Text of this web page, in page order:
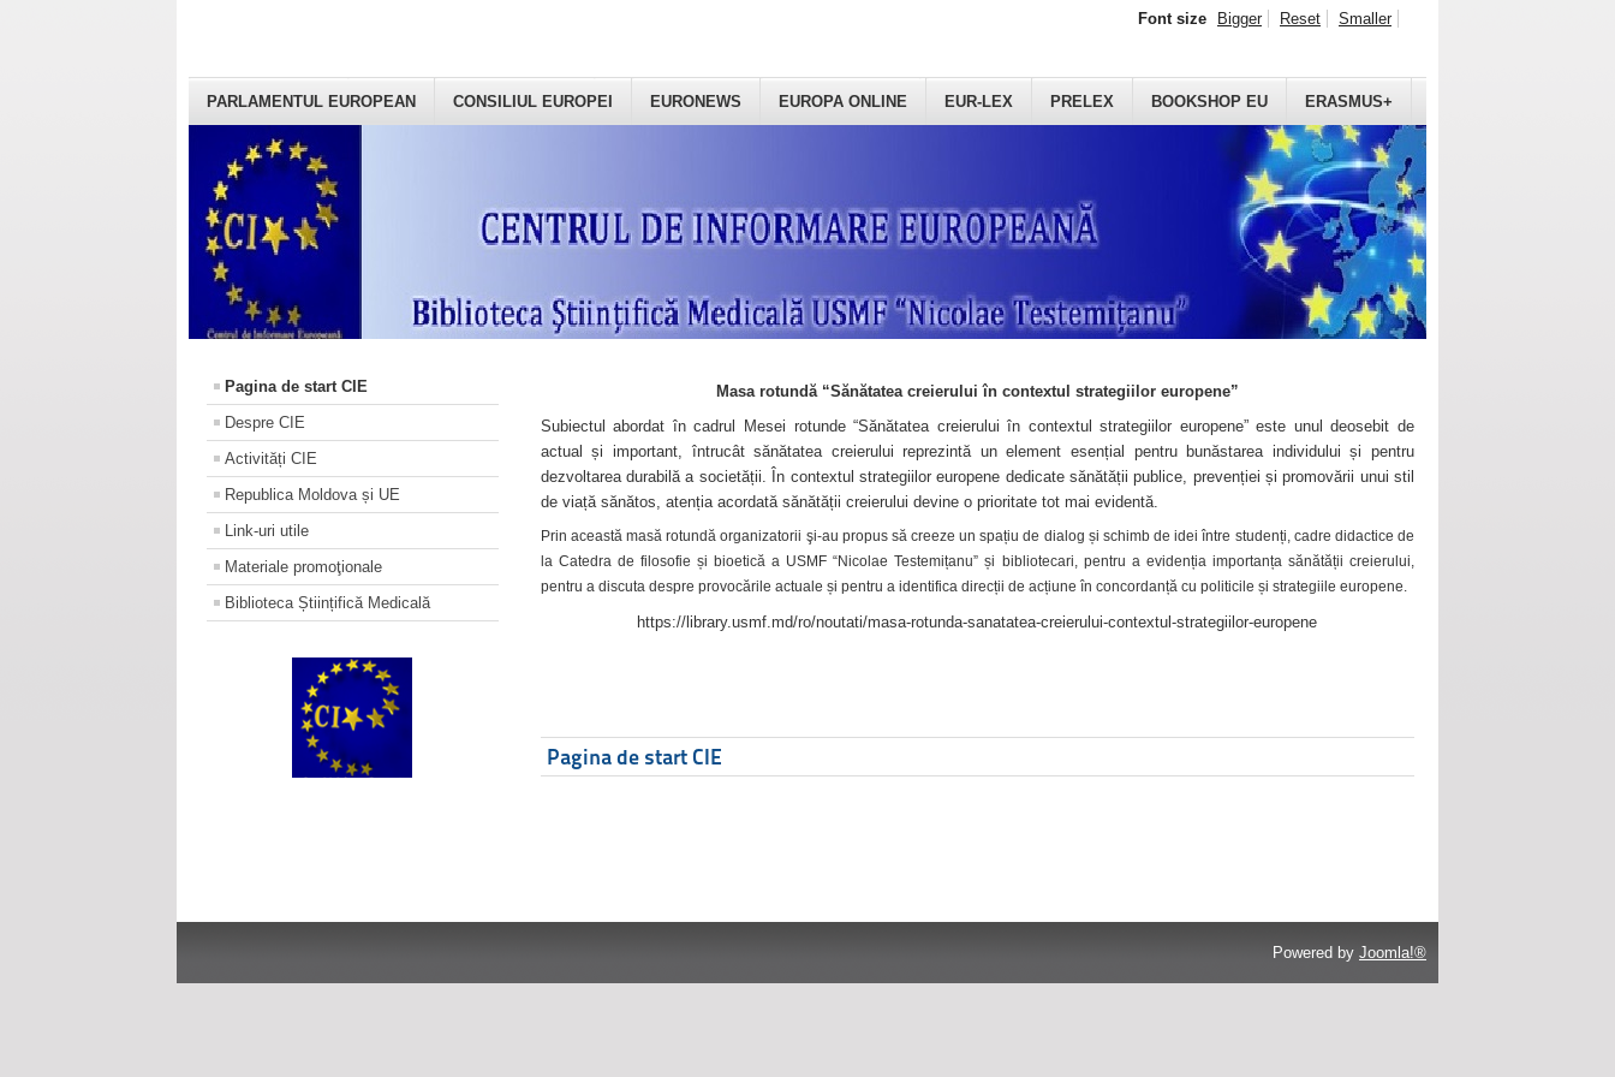
PARLAMENTUL EUROPEAN CONSILIUL EUROPEI EURONEWS EUROPA ONLINE EUR-LEX PRELEX BOOKSHOP EU ERASMUS+
Font size Bigger Reset Smaller
Pagina de start CIE
Despre CIE
Activități CIE
Republica Moldova și UE
Link-uri utile
Materiale promoţionale
Biblioteca Științifică Medicală
Masa rotundă “Sănătatea creierului în contextul strategiilor europene”
Subiectul abordat în cadrul Mesei rotunde “Sănătatea creierului în contextul strategiilor europene” este unul deosebit de
actual și important, întrucât sănătatea creierului reprezintă un element esențial pentru bunăstarea individului și pentru
dezvoltarea durabilă a societății. În contextul strategiilor europene dedicate sănătății publice, prevenției și promovării unui stil
de viață sănătos, atenția acordată sănătății creierului devine o prioritate tot mai evidentă.
Prin această masă rotundă organizatorii şi-au propus să creeze un spațiu de dialog și schimb de idei între studenți, cadre didactice de
la Catedra de filosofie și bioetică a USMF “Nicolae Testemițanu” și bibliotecari, pentru a evidenția importanța sănătății creierului,
pentru a discuta despre provocările actuale și pentru a identifica direcții de acțiune în concordanță cu politicile și strategiile europene.
https://library.usmf.md/ro/noutati/masa-rotunda-sanatatea-creierului-contextul-strategiilor-europene
Pagina de start CIE
Powered by Joomla!®